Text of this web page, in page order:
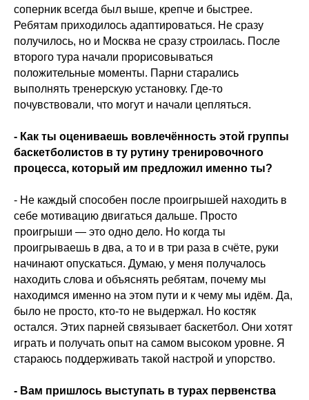
соперник всегда был выше, крепче и быстрее.
Ребятам приходилось адаптироваться. Не сразу
получилось, но и Москва не сразу строилась. После
второго тура начали прорисовываться
положительные моменты. Парни старались
выполнять тренерскую установку. Где-то
почувствовали, что могут и начали цепляться.
- Как ты оцениваешь вовлечённость этой группы
баскетболистов в ту рутину тренировочного
процесса, который им предложил именно ты?
- Не каждый способен после проигрышей находить в
себе мотивацию двигаться дальше. Просто
проигрыши — это одно дело. Но когда ты
проигрываешь в два, а то и в три раза в счёте, руки
начинают опускаться. Думаю, у меня получалось
находить слова и объяснять ребятам, почему мы
находимся именно на этом пути и к чему мы идём. Да,
было не просто, кто-то не выдержал. Но костяк
остался. Этих парней связывает баскетбол. Они хотят
играть и получать опыт на самом высоком уровне. Я
стараюсь поддерживать такой настрой и упорство.
- Вам пришлось выступать в турах первенства